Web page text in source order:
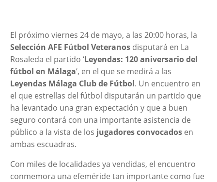
El próximo viernes 24 de mayo, a las 20:00 horas, la
Selección AFE Fútbol Veteranos disputará en La
Rosaleda el partido ‘Leyendas: 120 aniversario del
fútbol en Málaga’, en el que se medirá a las
Leyendas Málaga Club de Fútbol. Un encuentro en
el que estrellas del fútbol disputarán un partido que
ha levantado una gran expectación y que a buen
seguro contará con una importante asistencia de
público a la vista de los jugadores convocadosen
ambas escuadras.
Con miles de localidades ya vendidas, el encuentro
conmemora una efeméride tan importante como fue